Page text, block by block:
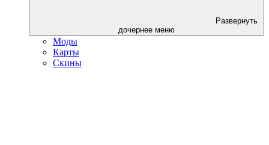
Развернуть
дочернее меню
Моды
Карты
Скины